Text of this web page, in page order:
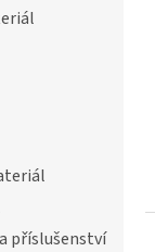
příslušenství